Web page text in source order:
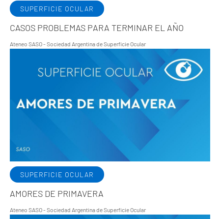
SUPERFICIE OCULAR
CASOS PROBLEMAS PARA TERMINAR EL AÑO
Ateneo SASO - Sociedad Argentina de Superficie Ocular
SUPERFICIE OCULAR
AMORES DE PRIMAVERA
Ateneo SASO - Sociedad Argentina de Superficie Ocular